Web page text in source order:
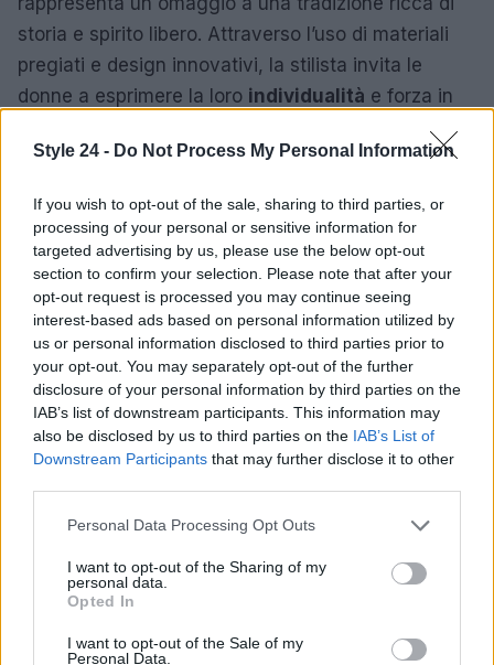
Style 24 - Do Not Process My Personal Information
If you wish to opt-out of the sale, sharing to third parties, or
processing of your personal or sensitive information for
targeted advertising by us, please use the below opt-out
section to confirm your selection. Please note that after your
opt-out request is processed you may continue seeing
interest-based ads based on personal information utilized by
us or personal information disclosed to third parties prior to
your opt-out. You may separately opt-out of the further
disclosure of your personal information by third parties on the
IAB’s list of downstream participants. This information may
also be disclosed by us to third parties on the IAB’s List of
Downstream Participants that may further disclose it to other
Please note that this website/app uses one or more Google
not limited to your visit or usage behaviour. You may click to
grant or deny consent to Google and its third-party tags to
use your data for below specified purposes in below Google
consent section.
Personal Data Processing Opt Outs
I want to opt-out of the Sharing of my
personal data.
Opted In
I want to opt-out of the Sale of my
Personal Data.
storia e spirito libero. Attraverso l’uso di materiali
pregiati e design innovativi, la stilista invita le
donne a esprimere la loro individualità e forza in
AUTORE
Staff